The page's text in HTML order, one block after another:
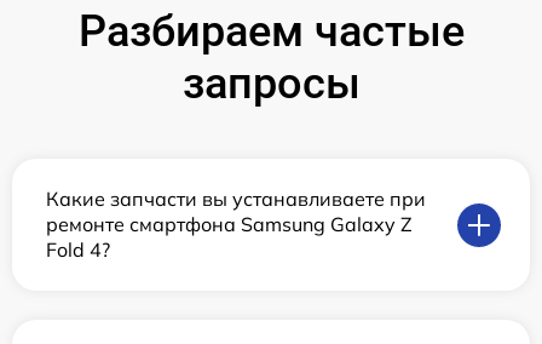
Разбираем частые
запросы
Какие запчасти вы устанавливаете при
ремонте смартфона Samsung Galaxy Z
Fold 4?